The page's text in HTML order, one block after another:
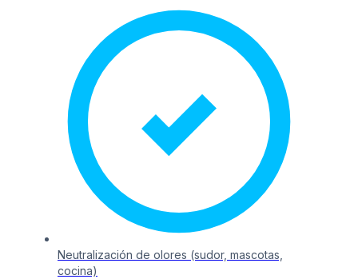
Neutralización de olores (sudor, mascotas,
cocina)